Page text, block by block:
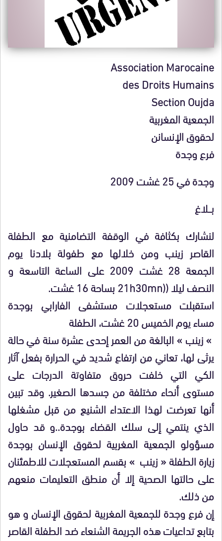
Association Marocaine
des Droits Humains
Section Oujda
الجمعية المغربية
لحقوق الإنسانن
فرع وجدة
وجدة في 25 غشت 2009
بـــلاغ
لنشارك بكثافة في الوقفة التضامنية مع الطفلة
القاصر زينب ومن خلالها مع طفولة بلادنا يوم
الجمعة 28 غشت 2009 على الساعة التاسعة و
النصف ليلا ((21h30mn بساحة 16 غشت.
استقبلت مستعجلات مستشفى الفارابي بوجدة
مساء يوم الخميس 20 غشت، الطفلة
» زينب » البالغة من العمر إحدى عشرة سنة في حالة
يرثى لها، تعاني من ارتفاع شديد في الحرارة بفعل آثار
الكي التي خلفت حروق متفاوتة الدرجات على
مستوى أنحاء مختلفة من جسدها الصغير. وقد تبين
أنها تعرضت لهذا الاعتداء الشنيع من قبل مشغلها
الذي ينتمي إلى سلك القضاء بوجدة..و قد حاول
مسؤولو الجمعية المغربية لحقوق الإنسان بوجدة
زيارة الطفلة « زينب » بقسم المستعجلات للاطمئنان
على حالتها الصحية إلا أن منطق التعليمات منعهم
من ذلك.
إن فرع وجدة للجمعية المغربية لحقوق الإنسان و هو
بتابع تداعيات هذه الجريمة الشنعاء ضد الطفلة القاصر